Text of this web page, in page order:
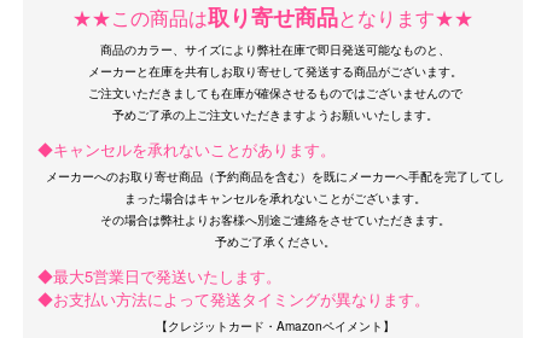
★★この商品は取り寄せ商品となります★★
商品のカラー、サイズにより弊社在庫で即日発送可能なものと、
メーカーと在庫を共有しお取り寄せして発送する商品がございます。
ご注文いただきましても在庫が確保させるものではございませんので
◆キャンセルを承れないことがあります。
メーカーへのお取り寄せ商品（予約商品を含む）を既にメーカーへ手配を完了してし
まった場合はキャンセルを承れないことがございます。
その場合は弊社よりお客様へ別途ご連絡をさせていただきます。
◆最大5営業日で発送いたします。
◆お支払い方法によって発送タイミングが異なります。
【クレジットカード・Amazonペイメント】